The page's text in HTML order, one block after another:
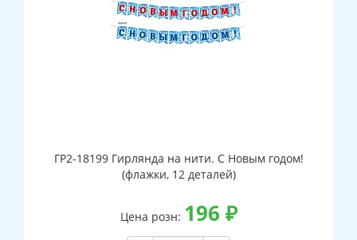
ГР2-18199 Гирлянда на нити. С Новым годом!
(флажки, 12 деталей)
Цена розн: 196 ₽